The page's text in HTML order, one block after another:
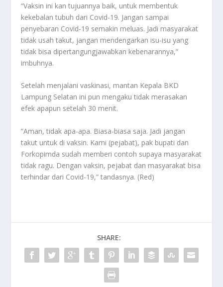
“Vaksin ini kan tujuannya baik, untuk membentuk
kekebalan tubuh dari Covid-19. Jangan sampai
penyebaran Covid-19 semakin meluas. Jadi masyarakat
tidak usah takut, jangan mendengarkan isu-isu yang
tidak bisa dipertangungjawabkan kebenarannya,”
imbuhnya.
Setelah menjalani vaskinasi, mantan Kepala BKD
Lampung Selatan ini pun mengaku tidak merasakan
efek apapun setelah 30 menit.
“Aman, tidak apa-apa. Biasa-biasa saja. Jadi jangan
takut untuk di vaksin. Kami (pejabat), pak bupati dan
Forkopimda sudah memberi contoh supaya masyarakat
tidak ragu. Dengan vaksin, pejabat dan masyarakat bisa
terhindar dari Covid-19,” tandasnya. (Red)
SHARE: